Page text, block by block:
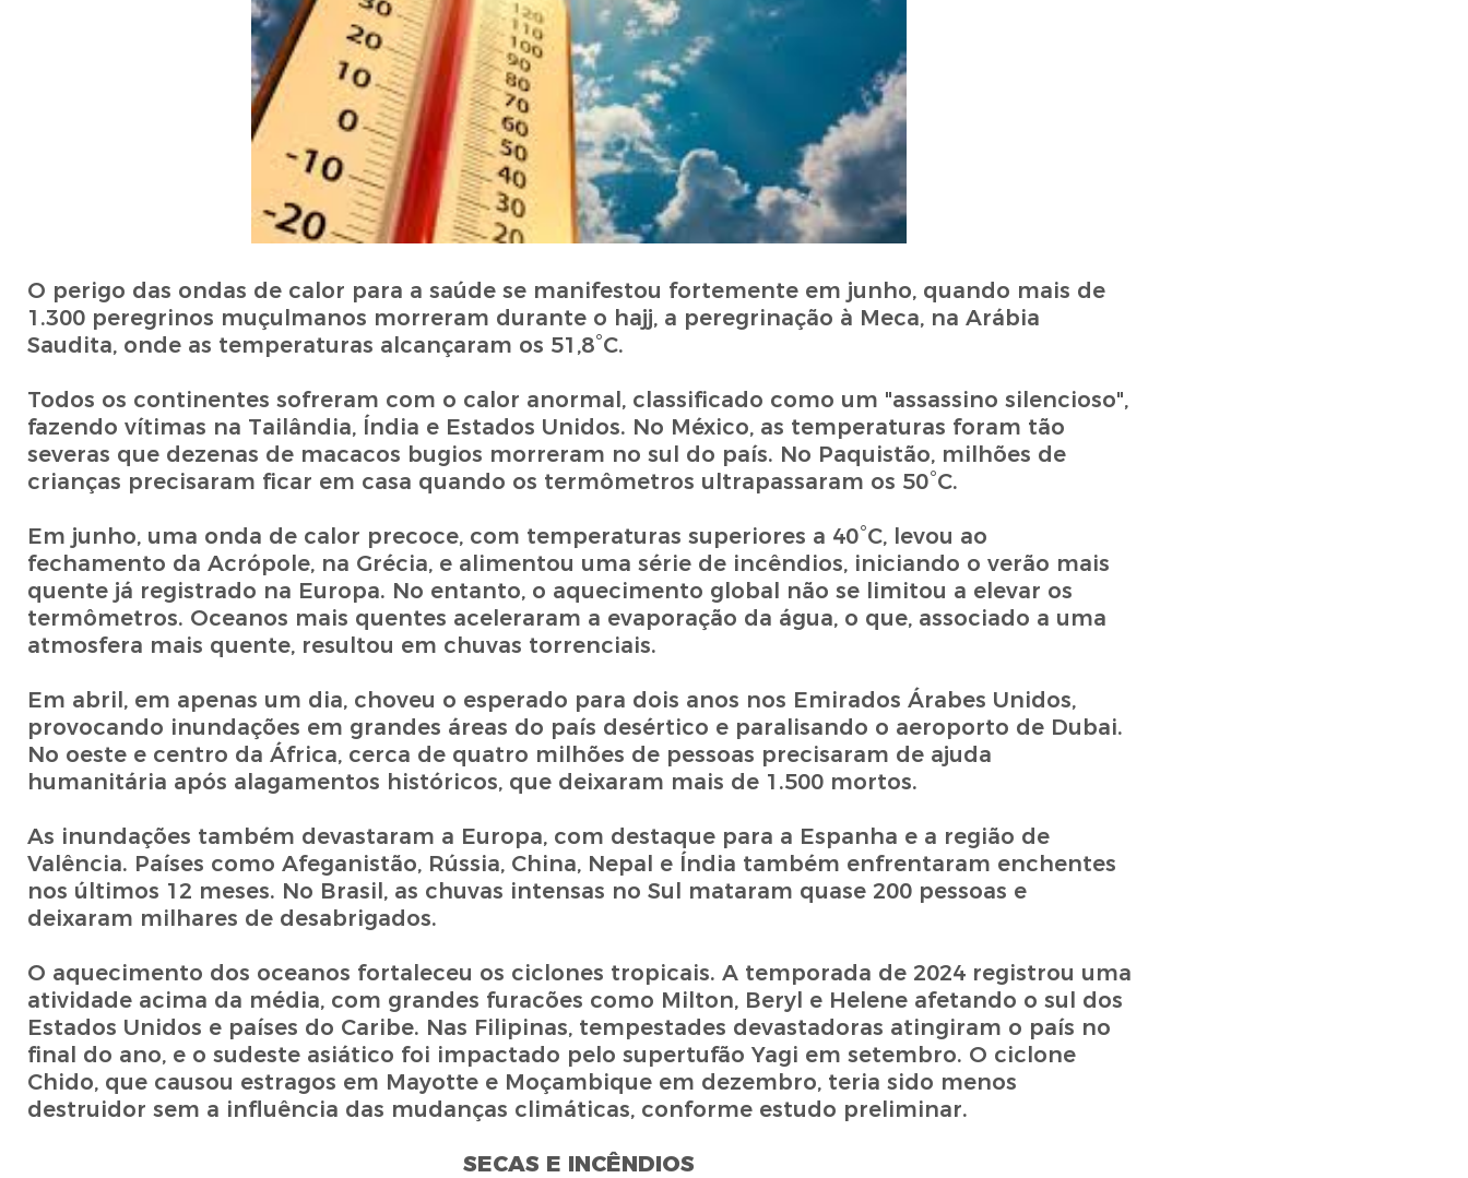
O perigo das ondas de calor para a saúde se manifestou fortemente em junho, quando mais de
1.300 peregrinos muçulmanos morreram durante o hajj, a peregrinação à Meca, na Arábia
Saudita, onde as temperaturas alcançaram os 51,8°C.
Todos os continentes sofreram com o calor anormal, classificado como um "assassino silencioso",
fazendo vítimas na Tailândia, Índia e Estados Unidos. No México, as temperaturas foram tão
severas que dezenas de macacos bugios morreram no sul do país. No Paquistão, milhões de
crianças precisaram ficar em casa quando os termômetros ultrapassaram os 50°C.
Em junho, uma onda de calor precoce, com temperaturas superiores a 40°C, levou ao
fechamento da Acrópole, na Grécia, e alimentou uma série de incêndios, iniciando o verão mais
quente já registrado na Europa. No entanto, o aquecimento global não se limitou a elevar os
termômetros. Oceanos mais quentes aceleraram a evaporação da água, o que, associado a uma
atmosfera mais quente, resultou em chuvas torrenciais.
Em abril, em apenas um dia, choveu o esperado para dois anos nos Emirados Árabes Unidos,
provocando inundações em grandes áreas do país desértico e paralisando o aeroporto de Dubai.
No oeste e centro da África, cerca de quatro milhões de pessoas precisaram de ajuda
humanitária após alagamentos históricos, que deixaram mais de 1.500 mortos.
As inundações também devastaram a Europa, com destaque para a Espanha e a região de
Valência. Países como Afeganistão, Rússia, China, Nepal e Índia também enfrentaram enchentes
nos últimos 12 meses. No Brasil, as chuvas intensas no Sul mataram quase 200 pessoas e
deixaram milhares de desabrigados.
O aquecimento dos oceanos fortaleceu os ciclones tropicais. A temporada de 2024 registrou uma
atividade acima da média, com grandes furacões como Milton, Beryl e Helene afetando o sul dos
Estados Unidos e países do Caribe. Nas Filipinas, tempestades devastadoras atingiram o país no
final do ano, e o sudeste asiático foi impactado pelo supertufão Yagi em setembro. O ciclone
Chido, que causou estragos em Mayotte e Moçambique em dezembro, teria sido menos
destruidor sem a influência das mudanças climáticas, conforme estudo preliminar.
SECAS E INCÊNDIOS